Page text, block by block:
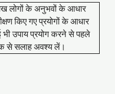
लोगों के अनुभवों के आधार
किए गए प्रयोगों के आधार
भी उपाय प्रयोग करने से पहले
से सलाह अवश्य लें।